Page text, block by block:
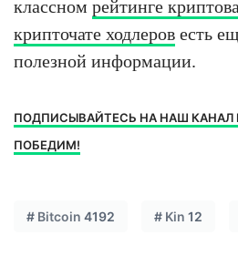
классном рейтинге
крипточате ходлеров есть
полезной информации.
ПОДПИСЫВАЙТЕСЬ НА НАШ КАНАЛ
ПОБЕДИМ!
# Bitcoin 4192 # Kin 12